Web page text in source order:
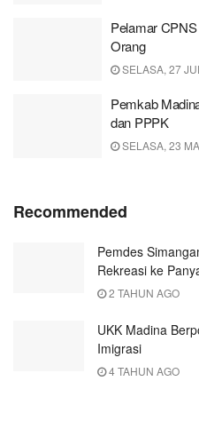
Pelamar
Orang
SELASA, 27
Pemkab
dan PPPK
SELASA, 23
Recommended
Pemdes
Rekreasi ke
2 TAHUN AGO
UKK Madina
Imigrasi
4 TAHUN AGO